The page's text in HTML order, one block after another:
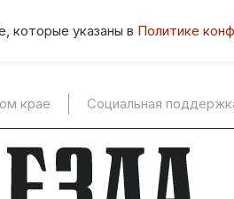
которые указаны в Политике
крае Социальная